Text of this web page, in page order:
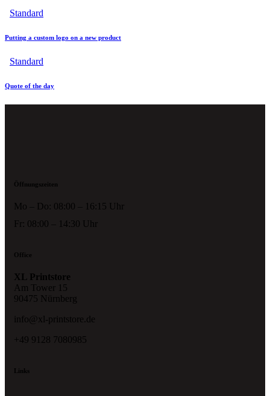
Standard
Putting a custom logo on a new product
Standard
Quote of the day
Öffnungszeiten
Mo – Do: 08:00 – 16:15 Uhr
Fr: 08:00 – 14:30 Uhr
Office
XL Printstore
Am Tower 15
90475 Nürnberg
info@xl-printstore.de
+49 9128 7080985
Links